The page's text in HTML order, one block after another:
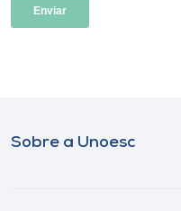
Sobre a Unoesc